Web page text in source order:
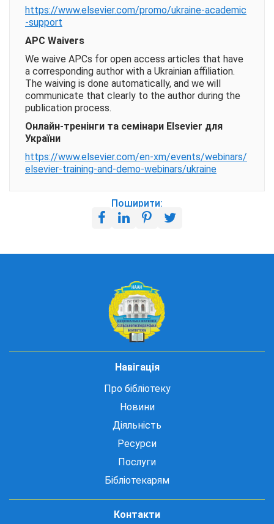
https://www.elsevier.com/promo/ukraine-academic
-support
APC Waivers
We waive APCs for open access articles that have
a corresponding author with a Ukrainian affiliation.
The waiving is done automatically, and we will
communicate that clearly to the author during the
publication process.
Онлайн-тренінги та семінари Elsevier для
України
https://www.elsevier.com/en-xm/events/webinars/
elsevier-training-and-demo-webinars/ukraine
Поширити:
Навігація
Про бібліотеку
Новини
Діяльність
Ресурси
Послуги
Бібліотекарям
Контакти